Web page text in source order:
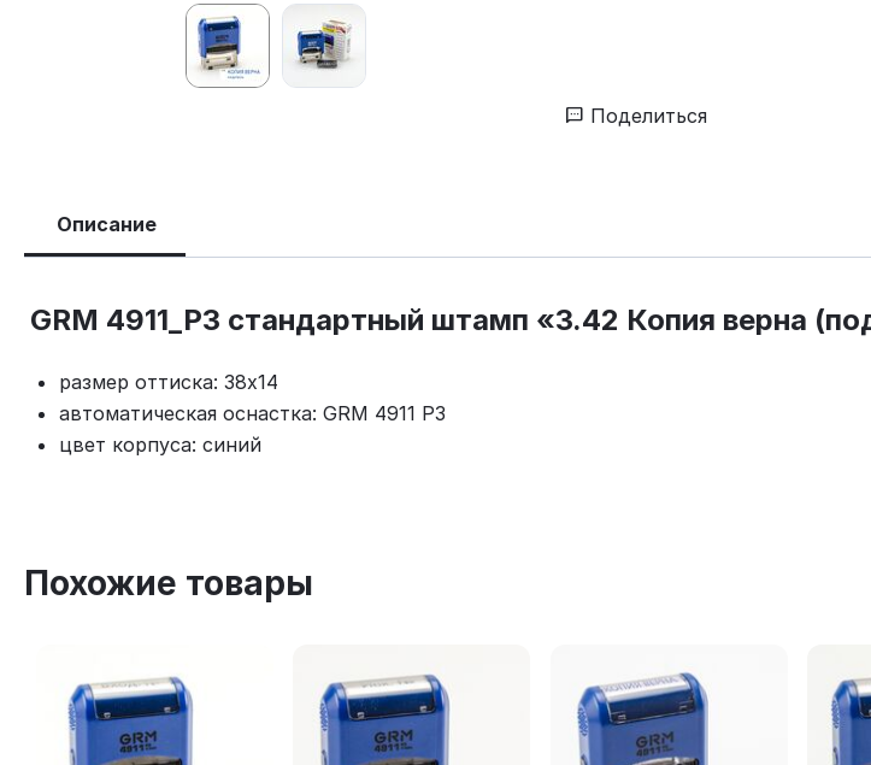
Поделиться
Описание
GRM 4911_P3 стандартный штамп «3.42 Копия верна
размер оттиска: 38x14
автоматическая оснастка: GRM 4911 P3
цвет корпуса: синий
Похожие товары